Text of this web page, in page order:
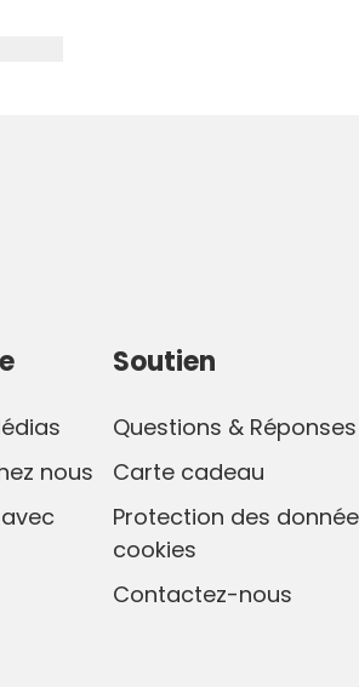
nous
Soutien
Questions & Réponses
Carte cadeau
Protection des
cookies
Contactez-nous